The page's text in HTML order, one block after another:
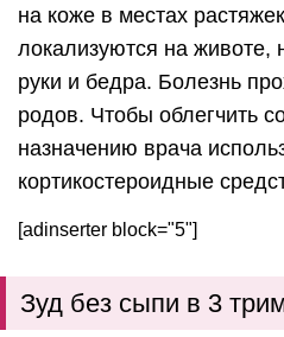
на коже в местах
локализуются на животе,
руки и бедра. Болезнь
родов. Чтобы облегчить
назначению врача
кортикостероидные
[adinserter block="5"]
Зуд без сыпи в 3